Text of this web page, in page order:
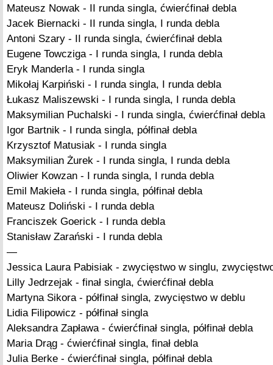
Mateusz Nowak - II runda singla, ćwierćfinał debla
Jacek Biernacki - II runda singla, I runda debla
Antoni Szary - II runda singla, ćwierćfinał debla
Eugene Towcziga - I runda singla, I runda debla
Eryk Manderla - I runda singla
Mikołaj Karpiński - I runda singla, I runda debla
Łukasz Maliszewski - I runda singla, I runda debla
Maksymilian Puchalski - I runda singla, ćwierćfinał debla
Igor Bartnik - I runda singla, półfinał debla
Krzysztof Matusiak - I runda singla
Maksymilian Żurek - I runda singla, I runda debla
Oliwier Kowzan - I runda singla, I runda debla
Emil Makieła - I runda singla, półfinał debla
Mateusz Doliński - I runda debla
Franciszek Goerick - I runda debla
Stanisław Zarański - I runda debla
—
Jessica Laura Pabisiak - zwycięstwo w singlu,
Lilly Jedrzejak - finał singla, ćwierćfinał debla
Martyna Sikora - półfinał singla, zwycięstwo w deblu
Lidia Filipowicz - półfinał singla
Aleksandra Zapława - ćwierćfinał singla, półfinał debla
Maria Drąg - ćwierćfinał singla, finał debla
Julia Berke - ćwierćfinał singla, półfinał debla